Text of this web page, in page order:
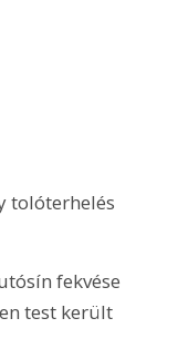
tolóterhelés
fekvése
test került